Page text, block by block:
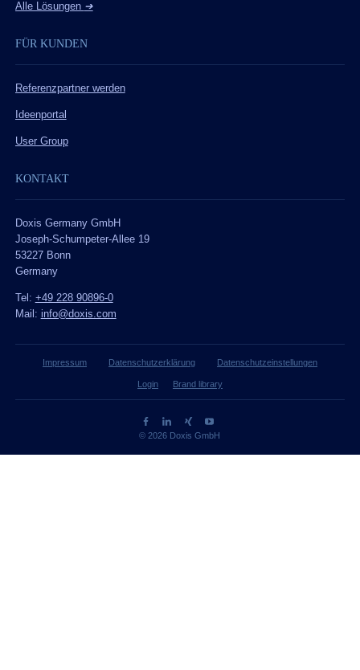
Alle Lösungen ➔
FÜR KUNDEN
Referenzpartner werden
Ideenportal
User Group
KONTAKT
Doxis Germany GmbH
Joseph-Schumpeter-Allee 19
53227 Bonn
Germany
Tel: +49 228 90896-0
Mail: info@doxis.com
Impressum Datenschutzerklärung Datenschutzeinstellungen
Login Brand library
© 2026 Doxis GmbH